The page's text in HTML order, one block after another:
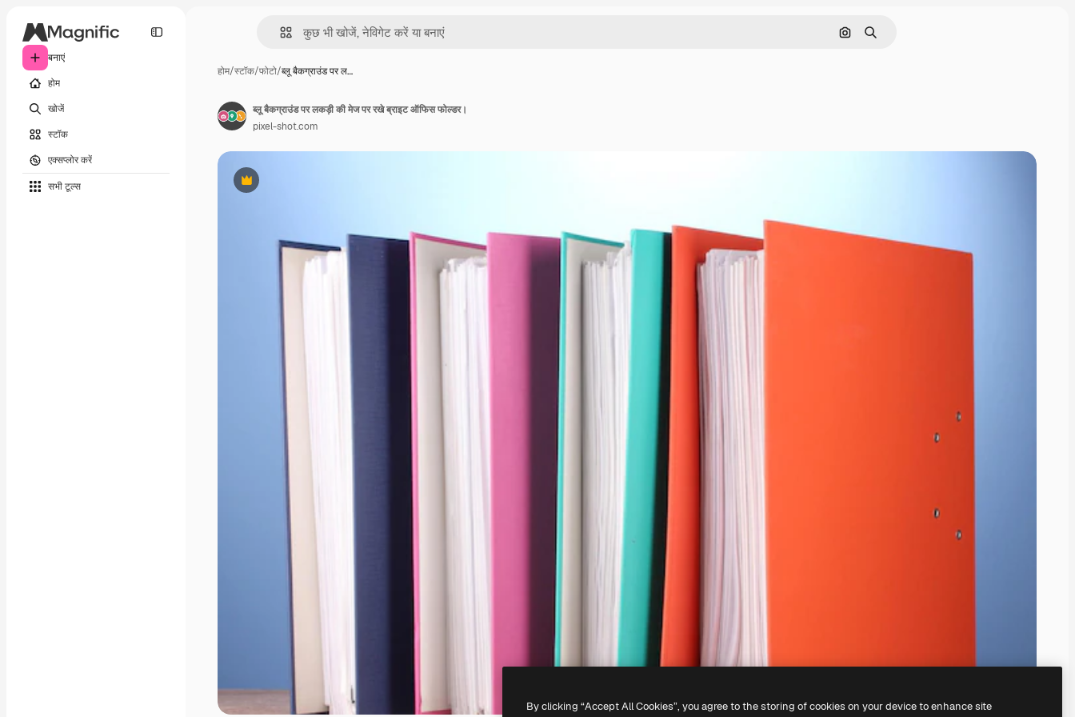
बनाएं
होम
खोजें
स्टॉक
एक्सप्लोर करें
सभी टूल्‍स
इमेज से खोजें
खोजें
होम/स्टॉक/फोटो/ब्लू बैकग्राउंड पर ल…
Premium
ब्लू बैकग्राउंड पर लकड़ी की मेज पर रखे ब्राइट ऑफिस फोल्डर।
pixel-shot.com
By clicking “Accept All Cookies”, you agree to the storing of cookies on your device to enhance site